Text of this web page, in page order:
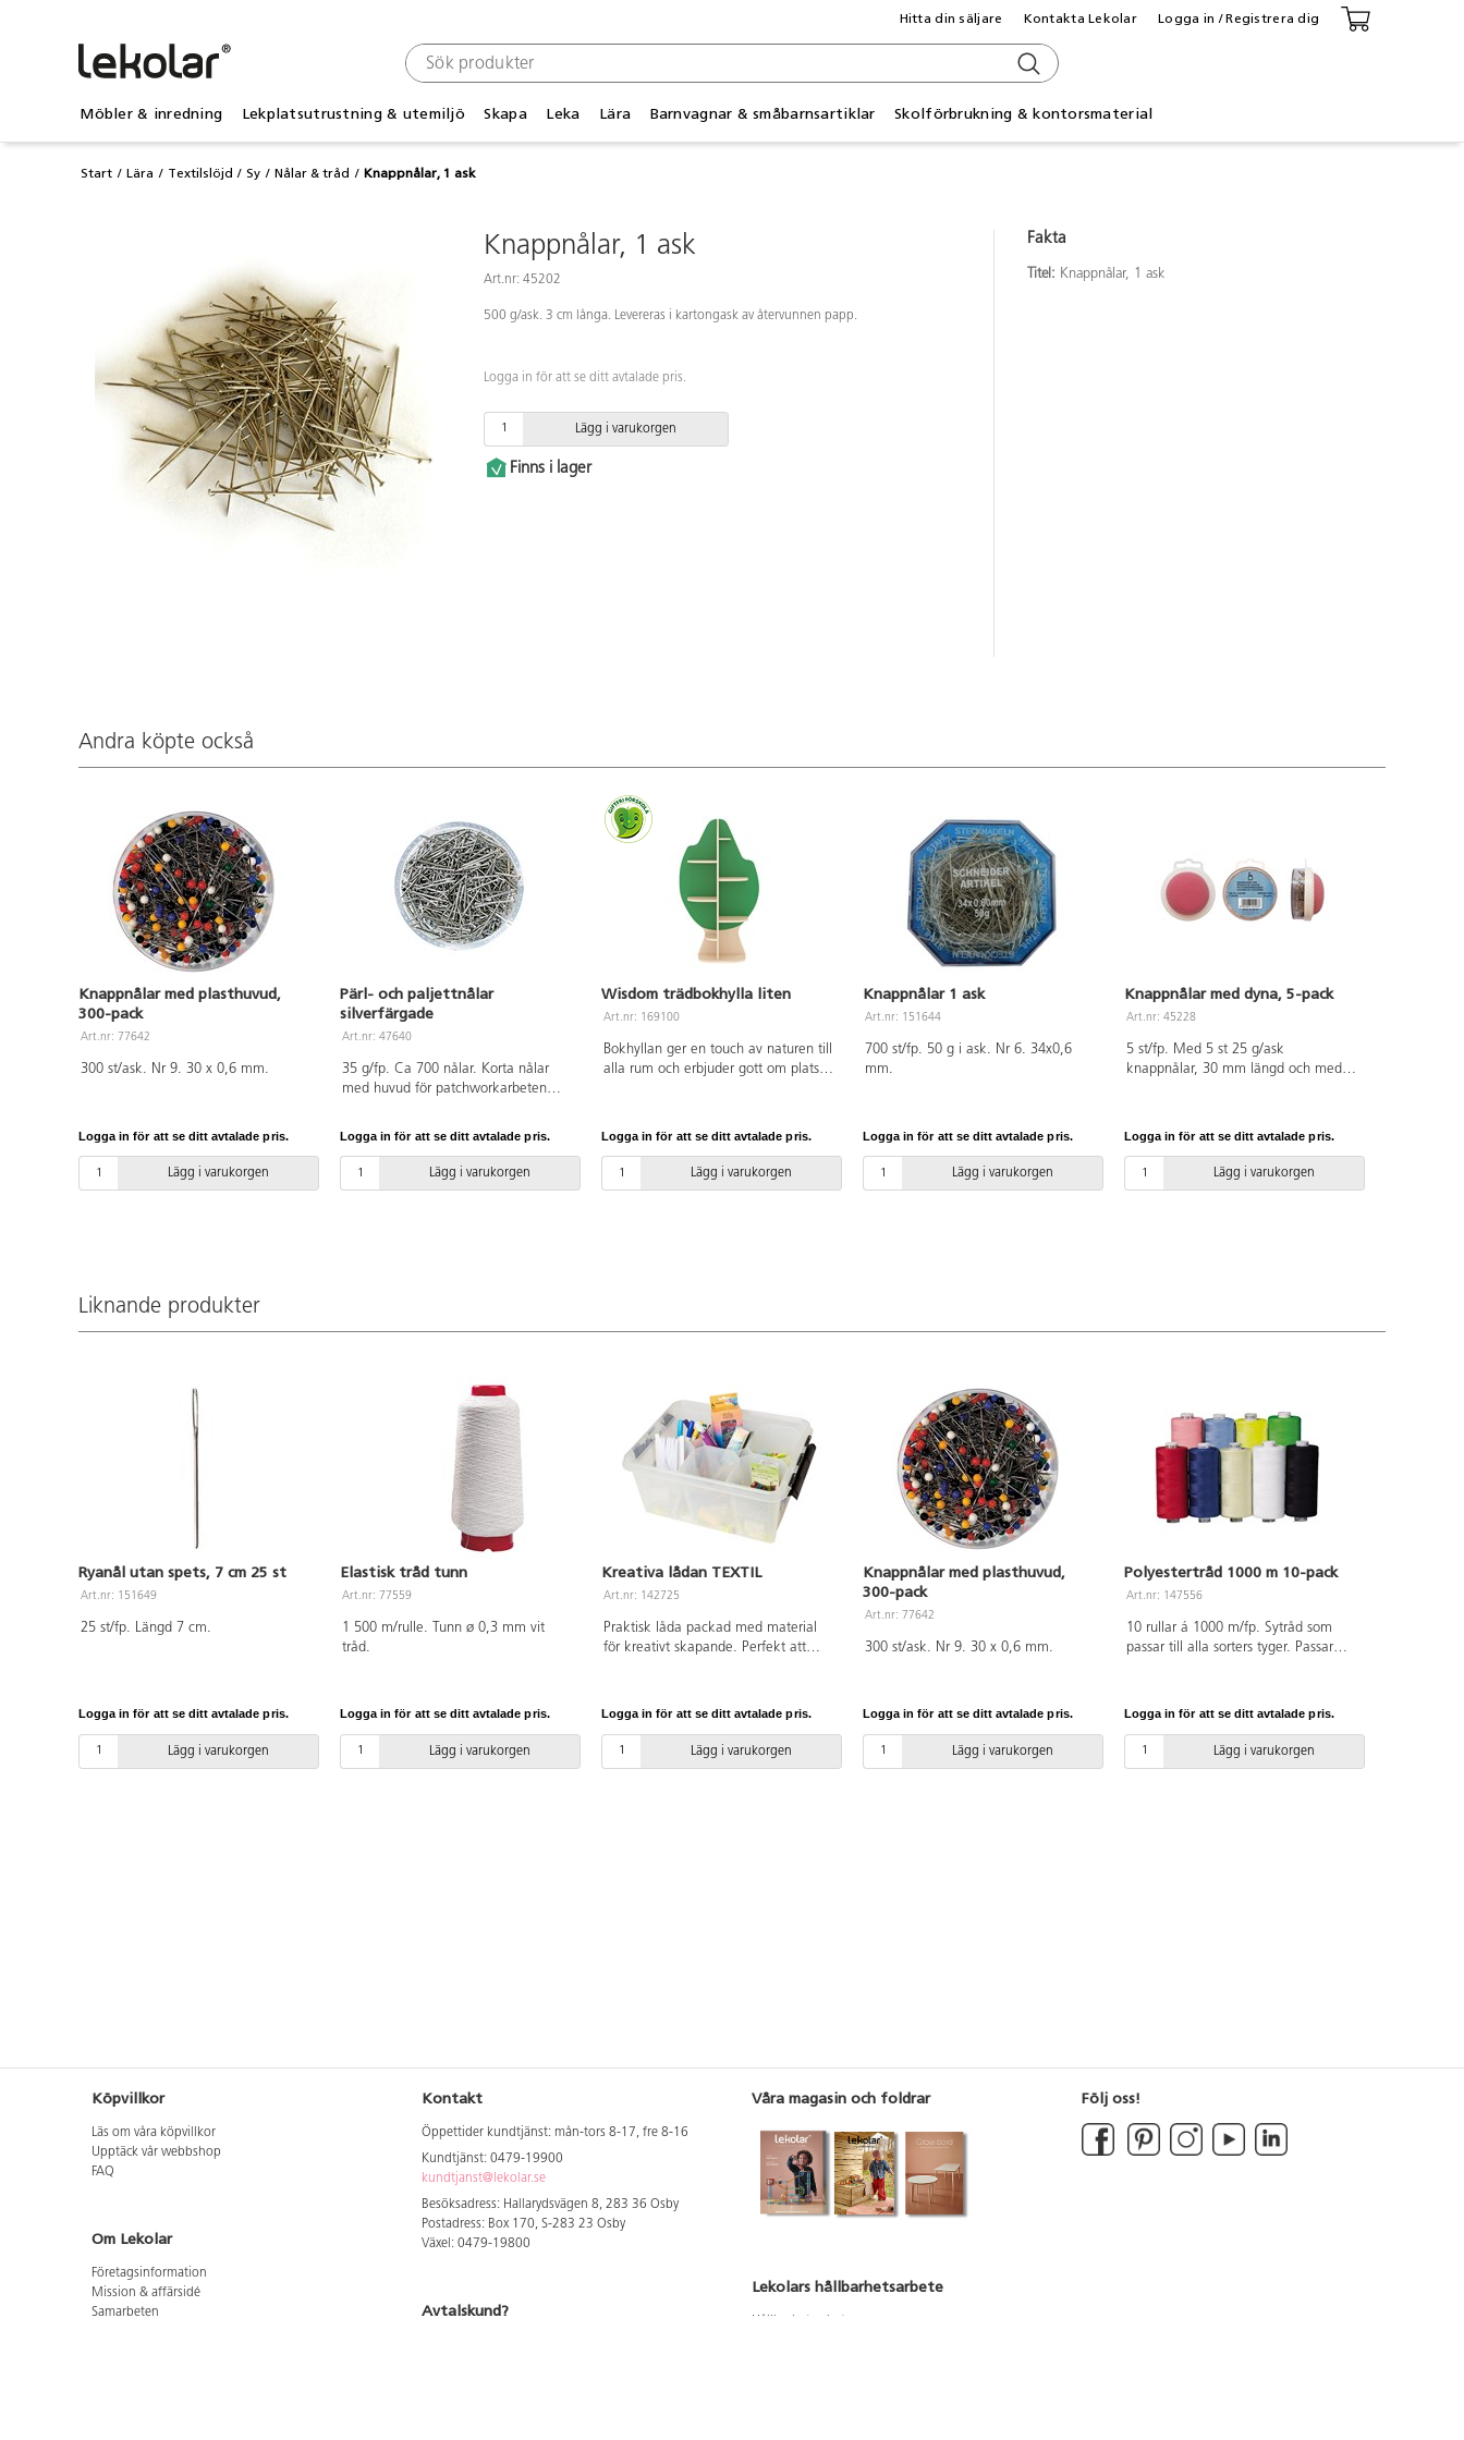
Möbler & inredning Lekplatsutrustning & utemiljö Skapa Leka Lära Barnvagnar & småbarnsartiklar Skolförbrukning & kontorsmaterial
Hitta din säljare Kontakta Lekolar Logga in / Registrera dig
Start Lära Textilslöjd Sy Nålar & tråd Knappnålar, 1 ask
Knappnålar, 1 ask
Art.nr: 45202
500 g/ask. 3 cm långa. Levereras i kartongask av återvunnen papp.
Logga in för att se ditt avtalade pris.
Lägg i varukorgen
Finns i lager
Fakta
Titel: Knappnålar, 1 ask
Andra köpte också
Knappnålar med plasthuvud,
300-pack
Art.nr: 77642
300 st/ask. Nr 9. 30 x 0,6 mm.
Logga in för att se ditt avtalade pris.
Lägg i varukorgen
Pärl- och paljettnålar
silverfärgade
Art.nr: 47640
35 g/fp. Ca 700 nålar. Korta nålar
med huvud för patchworkarbeten
Logga in för att se ditt avtalade pris.
Lägg i varukorgen
Wisdom trädbokhylla liten
Art.nr: 169100
Bokhyllan ger en touch av naturen till
alla rum och erbjuder gott om plats
Logga in för att se ditt avtalade pris.
Lägg i varukorgen
Knappnålar 1 ask
Art.nr: 151644
700 st/fp. 50 g i ask. Nr 6. 34x0,6
mm.
Logga in för att se ditt avtalade pris.
Lägg i varukorgen
Knappnålar med dyna, 5-pack
Art.nr: 45228
5 st/fp. Med 5 st 25 g/ask
knappnålar, 30 mm längd och med
Logga in för att se ditt avtalade pris.
Lägg i varukorgen
Liknande produkter
Ryanål utan spets, 7 cm 25 st
Art.nr: 151649
25 st/fp. Längd 7 cm.
Logga in för att se ditt avtalade pris.
Lägg i varukorgen
Elastisk tråd tunn
Art.nr: 77559
1 500 m/rulle. Tunn ø 0,3 mm vit
tråd.
Logga in för att se ditt avtalade pris.
Lägg i varukorgen
Kreativa lådan TEXTIL
Art.nr: 142725
Praktisk låda packad med material
för kreativt skapande. Perfekt att
sysax, textillim, 80 synålar mix, 25
stoppnålar, 30 tygklämmor, 50
Logga in för att se ditt avtalade pris.
Lägg i varukorgen
Knappnålar med plasthuvud,
300-pack
Art.nr: 77642
300 st/ask. Nr 9. 30 x 0,6 mm.
Logga in för att se ditt avtalade pris.
Lägg i varukorgen
Polyestertråd 1000 m 10-pack
Art.nr: 147556
10 rullar á 1000 m/fp. Sytråd som
passar till alla sorters tyger. Passar
Logga in för att se ditt avtalade pris.
Lägg i varukorgen
Köpvillkor
Läs om våra köpvillkor
Upptäck vår webbshop
FAQ
Om Lekolar
Företagsinformation
Mission & affärsidé
Samarbeten
Kontakt
Öppettider kundtjänst: mån-tors 8-17, fre 8-16
Kundtjänst: 0479-19900
kundtjanst@lekolar.se
Besöksadress: Hallarydsvägen 8, 283 36 Osby
Postadress: Box 170, S-283 23 Osby
Växel: 0479-19800
Avtalskund?
Våra magasin och foldrar
Lekolars hållbarhetsarbete
Följ oss!